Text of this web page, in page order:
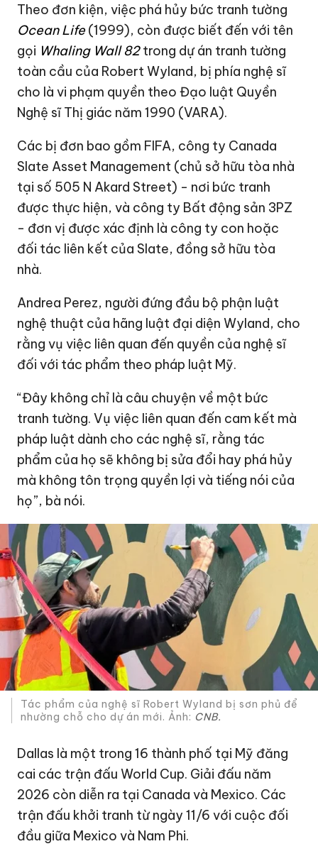
Theo đơn kiện, việc phá hủy bức tranh tường
Ocean Life(1999), còn được biết đến với tên
gọi Whaling Wall 82trong dự án tranh tường
toàn cầu của Robert Wyland, bị phía nghệ sĩ
cho là vi phạm quyền theo Đạo luật Quyền
Nghệ sĩ Thị giác năm 1990 (VARA).
Các bị đơn bao gồm FIFA, công ty Canada
Slate Asset Management (chủ sở hữu tòa nhà
tại số 505 N Akard Street) - nơi bức tranh
được thực hiện, và công ty Bất động sản 3PZ
- đơn vị được xác định là công ty con hoặc
đối tác liên kết của Slate, đồng sở hữu tòa
nhà.
Andrea Perez, người đứng đầu bộ phận luật
nghệ thuật của hãng luật đại diện Wyland, cho
rằng vụ việc liên quan đến quyền của nghệ sĩ
đối với tác phẩm theo pháp luật Mỹ.
“Đây không chỉ là câu chuyện về một bức
tranh tường. Vụ việc liên quan đến cam kết mà
pháp luật dành cho các nghệ sĩ, rằng tác
phẩm của họ sẽ không bị sửa đổi hay phá hủy
mà không tôn trọng quyền lợi và tiếng nói của
họ”, bà nói.
Tác phẩm của nghệ sĩ Robert Wyland bị sơn phủ để
nhường chỗ cho dự án mới. Ảnh: CNB.
Dallas là một trong 16 thành phố tại Mỹ đăng
cai các trận đấu World Cup. Giải đấu năm
2026 còn diễn ra tại Canada và Mexico. Các
trận đấu khởi tranh từ ngày 11/6 với cuộc đối
đầu giữa Mexico và Nam Phi.